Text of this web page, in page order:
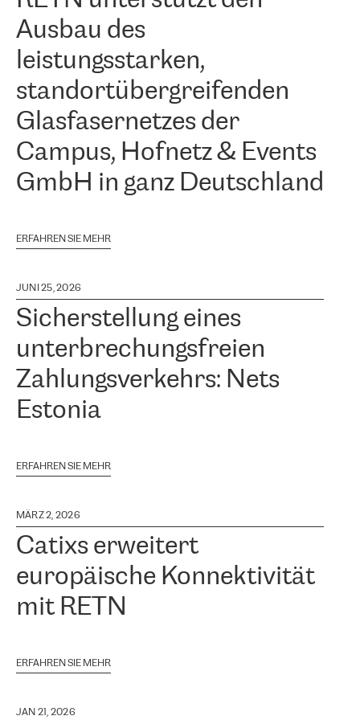
Ausbau des
leistungsstarken,
standortübergreifenden
Glasfasernetzes der
Campus, Hofnetz & Events
GmbH in ganz Deutschland
ERFAHREN SIE MEHR
JUNI 25, 2026
Sicherstellung eines
unterbrechungsfreien
Zahlungsverkehrs: Nets
Estonia
ERFAHREN SIE MEHR
MÄRZ 2, 2026
Catixs erweitert
europäische Konnektivität
mit RETN
ERFAHREN SIE MEHR
JAN 21, 2026